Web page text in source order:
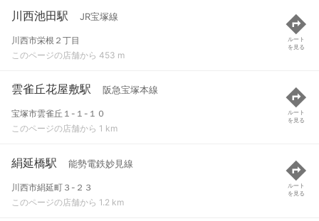
川西池田駅 JR宝塚線
川西市栄根２丁目
このページの店舗から 453 m
ルート
を見る
雲雀丘花屋敷駅 阪急宝塚本線
宝塚市雲雀丘１-１-１０
このページの店舗から 1 km
ルート
を見る
絹延橋駅 能勢電鉄妙見線
川西市絹延町３-２３
このページの店舗から 1.2 km
ルート
を見る